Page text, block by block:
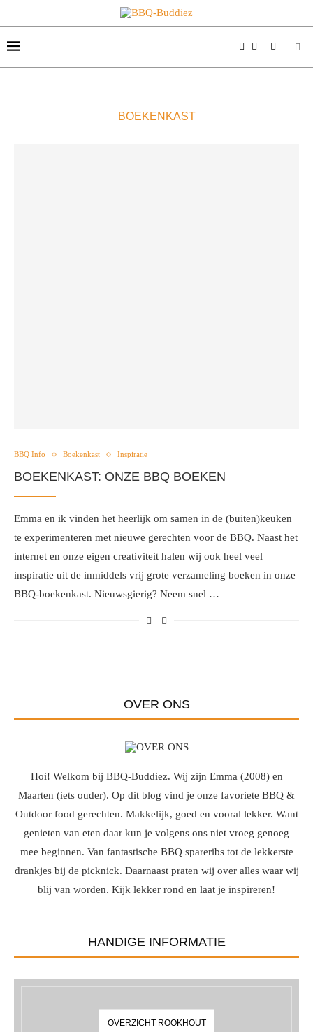
BOEKENKAST
BBQ Info Boekenkast Inspiratie
BOEKENKAST: ONZE BBQ BOEKEN
Emma en ik vinden het heerlijk om samen in de (buiten)keuken
te experimenteren met nieuwe gerechten voor de BBQ. Naast het
internet en onze eigen creativiteit halen wij ook heel veel
inspiratie uit de inmiddels vrij grote verzameling boeken in onze
BBQ-boekenkast. Nieuwsgierig? Neem snel …
OVER ONS
Hoi! Welkom bij BBQ-Buddiez. Wij zijn Emma (2008) en
Maarten (iets ouder). Op dit blog vind je onze favoriete BBQ &
Outdoor food gerechten. Makkelijk, goed en vooral lekker. Want
genieten van eten daar kun je volgens ons niet vroeg genoeg
mee beginnen. Van fantastische BBQ spareribs tot de lekkerste
drankjes bij de picknick. Daarnaast praten wij over alles waar wij
blij van worden. Kijk lekker rond en laat je inspireren!
HANDIGE INFORMATIE
OVERZICHT ROOKHOUT